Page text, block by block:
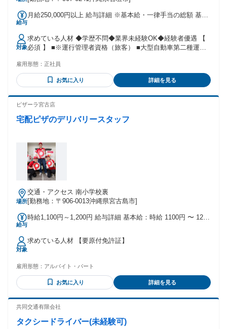
給与
月給250,000円以上 給与詳細 ※基本給・一律手当の総額 基本
律で支払われる通勤・皆勤・家族手当金額：なし 全員に一律
で支払われるその他手当金額：あり 1ヶ月あたり5万円 〜 ■一
律職務手当（5万円） 【手当 】 ■資格手当（5万円／運行管理
者・整備管理者） ■乗務手当（1日あたり5000円） ■クルーズ
も1人あたり5000円／3人目まで） ■通勤手当（月1万5000円ま
で）※規定有 ┗社用車を使用しての通勤の場合は支給なし ※
事務職手当(事務職を兼任する場合)(２万円～) ※役職手当(管理
対象
求めている人材 ◆学歴不問◆業界未経験OK◆経験者優遇 【
必須 】 ■※運行管理者資格（旅客） ■大型自動車第二種運転
たします。 【 歓迎 】※必須ではありません！ ■整備管理者資
格 ■バス・観光業界での経験 ＜こんな方と一緒に働きたい！
＞ ――――――――――――――― ・観光業やバス事業に興
業で長く働きたい方 ・コミュニケーションを大事にできる方
雇用形態： 正社員
お気に入り 詳細を見る
ピザーラ宮古店
宅配ピザのデリバリースタッフ
場所
交通・アクセス 南小学校裏
[勤務地：〒906-0013沖縄県宮古島市]
給与
時給1,100円～1,200円 給与詳細 基本給：時給 1100円 〜 1200
対象
求めている人材 【要原付免許証】
雇用形態： アルバイト・パート
お気に入り 詳細を見る
共同交通有限会社
タクシードライバー(未経験可)